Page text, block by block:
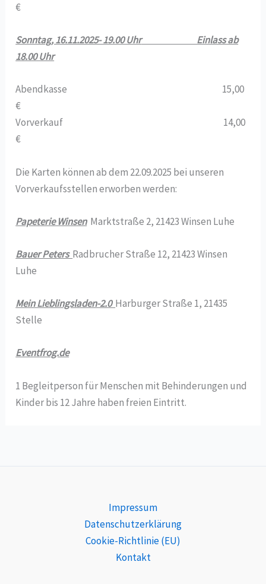
€
Sonntag, 16.11.2025- 19.00 UhrEinlass ab
18.00 Uhr
Abendkasse 15,00
€
Vorverkauf 14,00
€
Die Karten können ab dem 22.09.2025 bei unseren
Vorverkaufsstellen erworben werden:
Papeterie WinsenMarktstraße 2, 21423 Winsen Luhe
Bauer Peters Radbrucher Straße 12, 21423 Winsen
Luhe
Mein Lieblingsladen-2.0 Harburger Straße 1, 21435
Stelle
Eventfrog.de
1 Begleitperson für Menschen mit Behinderungen und
Kinder bis 12 Jahre haben freien Eintritt.
Impressum
Datenschutzerklärung
Cookie-Richtlinie (EU)
Kontakt